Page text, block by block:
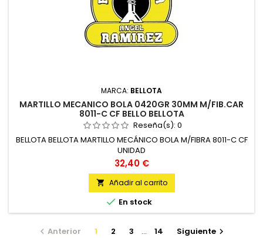
MARCA: BELLOTA
MARTILLO MECANICO BOLA 0420GR 30MM M/FIB.CAR
8011-C CF BELLO BELLOTA
Reseña(s): 0
BELLOTA BELLOTA MARTILLO MECÁNICO BOLA M/FIBRA 8011-C CF
UNIDAD
Precio
32,40 €
 Añadir al carrito
 En stock
 Anterior 1 2 3 … 14 Siguiente